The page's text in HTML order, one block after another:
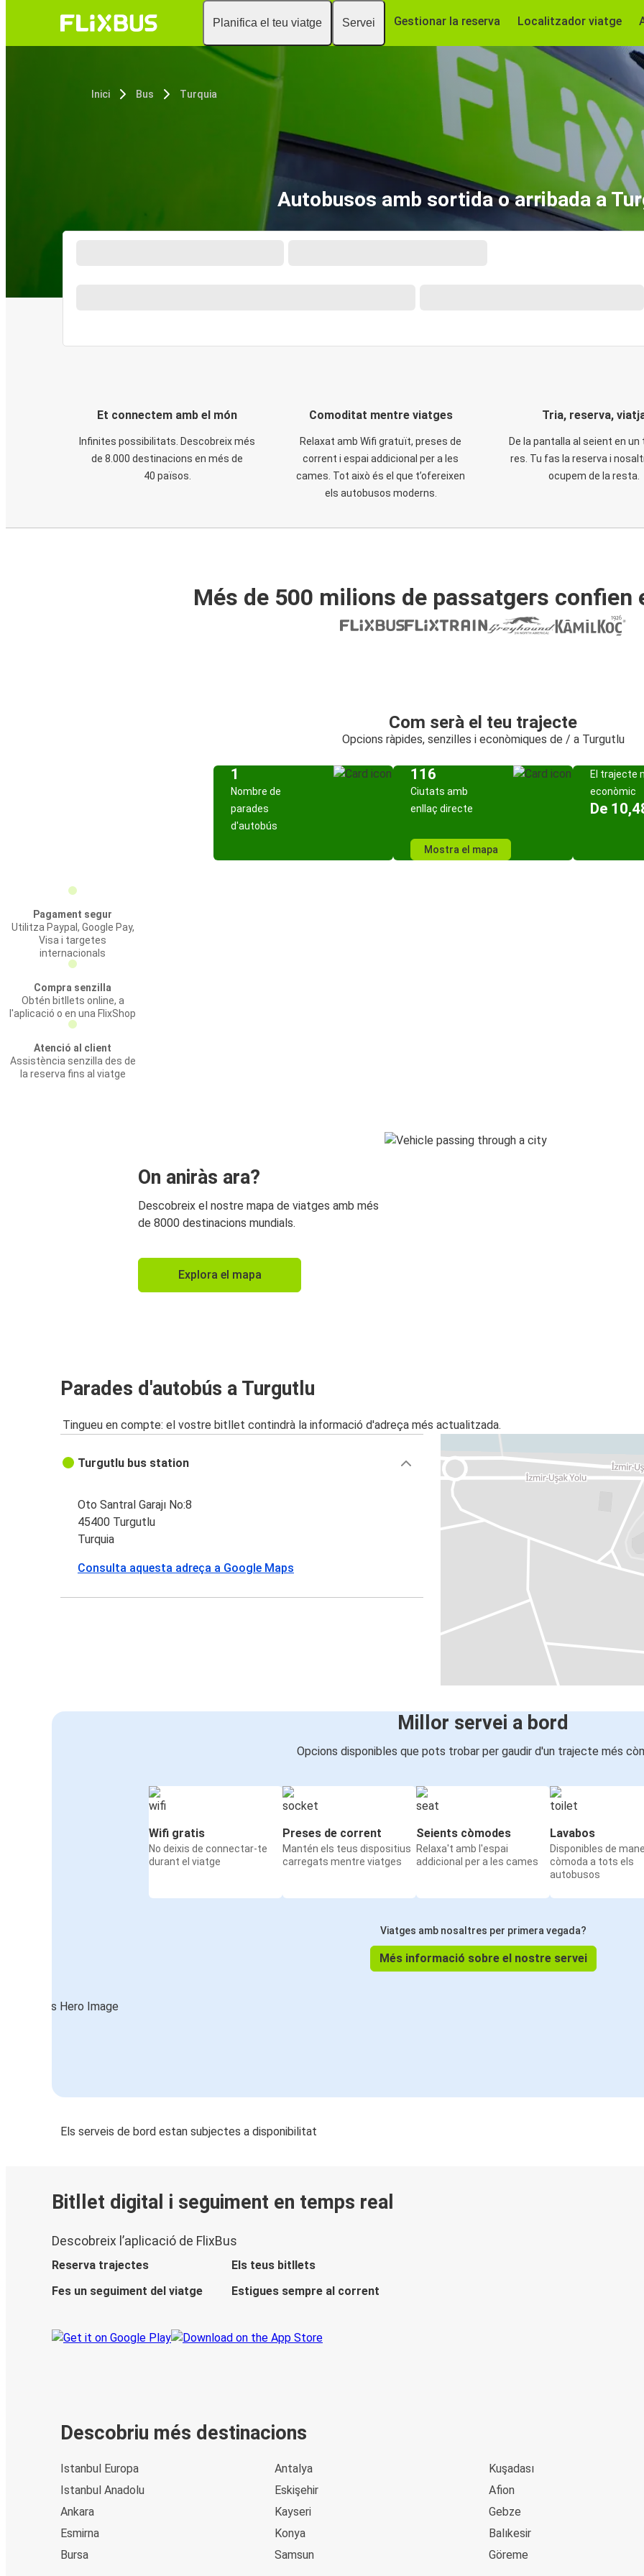
Planifica el teu viatge Servei Gestionar la reserva Localitzador viatge
Inici Bus Turquia
Autobusos amb sortida o arribada a
Et connectem amb el món
Infinites possibilitats. Descobreix més
de 8.000 destinacions en més de
40 països.
Comoditat mentre viatges
Relaxat amb Wifi gratuït, preses de
corrent i espai addicional per a les
cames. Tot això és el que t’ofereixen
els autobusos moderns.
Tria, reserva,
De la pantalla al seient en un
res. Tu fas la reserva i
ocupem de la resta.
Més de 500 milions de passatgers confien
Com serà el teu trajecte
Opcions ràpides, senzilles i econòmiques de / a Turgutlu
1
Nombre de
parades
d'autobús
116
Ciutats amb
enllaç directe
Mostra el mapa
El trajecte
econòmic
De
Pagament segur
Utilitza Paypal, Google Pay,
Visa i targetes
internacionals
Compra senzilla
Obtén bitllets online, a
l'aplicació o en una FlixShop
Atenció al client
Assistència senzilla des de
la reserva fins al viatge
On aniràs ara?
Descobreix el nostre mapa de viatges amb més
de 8000 destinacions mundials.
Explora el mapa
Parades d'autobús a Turgutlu
Tingueu en compte: el vostre bitllet contindrà la informació d'adreça més actualitzada.
Turgutlu bus station
Oto Santral Garajı No:8
45400 Turgutlu
Turquia
Consulta aquesta adreça a Google Maps
Millor servei a bord
Opcions disponibles que pots trobar per gaudir d'un trajecte més
Wifi gratis
No deixis de connectar-te
durant el viatge
Preses de corrent
Mantén els teus dispositius
carregats mentre viatges
Seients còmodes
Relaxa't amb l'espai
addicional per a les cames
Lavabos
Disponibles de
còmoda a tots els
autobusos
Viatges amb nosaltres per primera vegada?
Més informació sobre el nostre servei
Els serveis de bord estan subjectes a disponibilitat
Bitllet digital i seguiment en temps real
Descobreix l’aplicació de FlixBus
Reserva trajectes
Els teus bitllets
Fes un seguiment del viatge
Estigues sempre al corrent
Descobriu més destinacions
Istanbul Europa
Istanbul Anadolu
Ankara
Esmirna
Bursa
Antalya
Eskişehir
Kayseri
Konya
Samsun
Kuşadası
Afion
Gebze
Balıkesir
Göreme